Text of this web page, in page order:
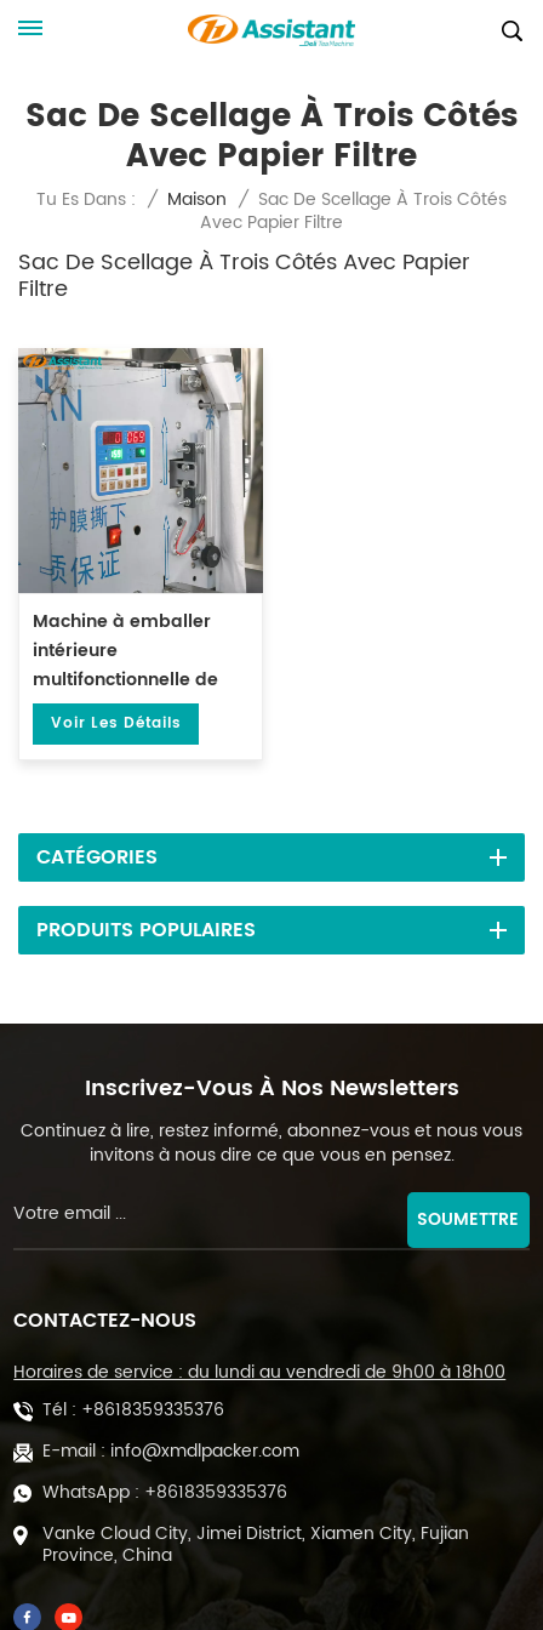
Sac De Scellage À Trois Côtés
Avec Papier Filtre
Tu Es Dans : / Maison / Sac De Scellage À Trois Côtés
Avec Papier Filtre
Sac De Scellage À Trois Côtés Avec Papier
Filtre
Machine à emballer
intérieure
multifonctionnelle de
sac carré de papier
filtre d'immersion avec
Voir Les Détails
CATÉGORIES
PRODUITS POPULAIRES
Inscrivez-Vous À Nos Newsletters
Continuez à lire, restez informé, abonnez-vous et nous vous
invitons à nous dire ce que vous en pensez.
SOUMETTRE
CONTACTEZ-NOUS
Horaires de service : du lundi au vendredi de 9h00 à 18h00
Tél : +8618359335376
E-mail : info@xmdlpacker.com
WhatsApp : +8618359335376
Vanke Cloud City, Jimei District, Xiamen City, Fujian
Province, China